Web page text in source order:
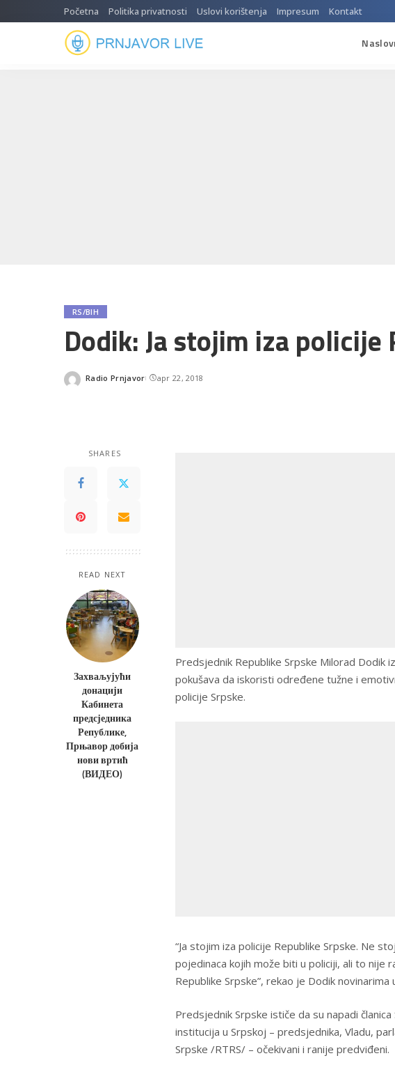
Početna Politika privatnosti Uslovi korištenja Impresum Kontakt
RS/BIH
Dodik: Ja stojim iza policije
Posted
Radio Prnjavor apr 22, 2018
SHARES
READ NEXT
Захваљујући
донацији
Кабинета
предсједника
Републике,
Прњавор добија
нови вртић
(ВИДЕО)
Predsjednik Republike Srpske Milorad Dodik
pokušava da iskoristi određene tužne i
policije Srpske.
“Ja stojim iza policije Republike Srpske. Ne
pojedinaca kojih može biti u policiji, ali to nije
Republike Srpske”, rekao je Dodik novinarima
Predsjednik Srpske ističe da su napadi
institucija u Srpskoj – predsjednika, Vladu,
Srpske /RTRS/ – očekivani i ranije predviđeni.